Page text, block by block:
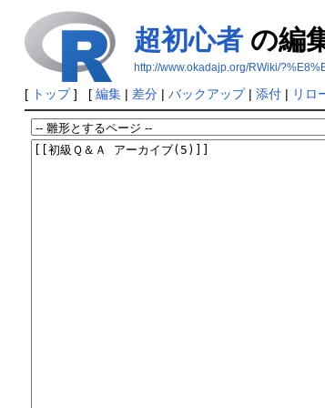
超初心者の編
http://www.okadajp.org/RWiki/
[ トップ] [ 編集| 差分| バックアップ| 添付| リロ